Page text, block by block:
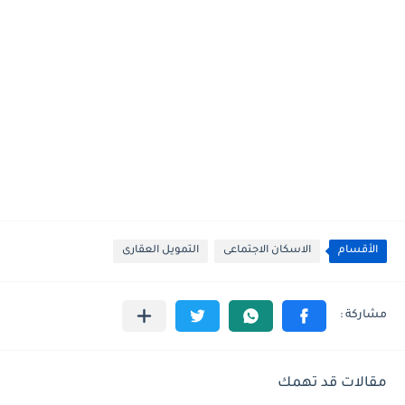
الأقسام الاسكان الاجتماعى التمويل العقارى
مقالات قد تهمك